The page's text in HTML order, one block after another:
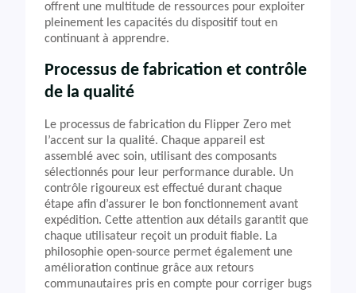
offrent une multitude de ressources pour exploiter
pleinement les capacités du dispositif tout en
continuant à apprendre.
Processus de fabrication et contrôle
de la qualité
Le processus de fabrication du Flipper Zero met
l’accent sur la qualité. Chaque appareil est
assemblé avec soin, utilisant des composants
sélectionnés pour leur performance durable. Un
contrôle rigoureux est effectué durant chaque
étape afin d’assurer le bon fonctionnement avant
expédition. Cette attention aux détails garantit que
chaque utilisateur reçoit un produit fiable. La
philosophie open-source permet également une
amélioration continue grâce aux retours
communautaires pris en compte pour corriger bugs